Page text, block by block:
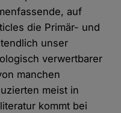
auf
die Primär- und
unser
verwertbarer
manchen
meist in
kommt bei